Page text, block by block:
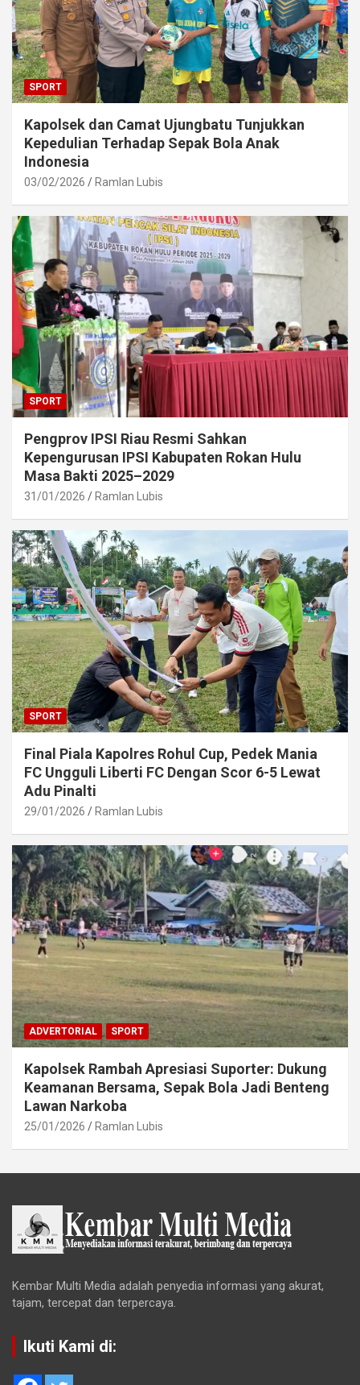
SPORT
Kapolsek dan Camat Ujungbatu Tunjukkan
Kepedulian Terhadap Sepak Bola Anak
Indonesia
03/02/2026 Ramlan Lubis
SPORT
Pengprov IPSI Riau Resmi Sahkan
Kepengurusan IPSI Kabupaten Rokan Hulu
Masa Bakti 2025–2029
31/01/2026 Ramlan Lubis
SPORT
Final Piala Kapolres Rohul Cup, Pedek Mania
FC Ungguli Liberti FC Dengan Scor 6-5 Lewat
Adu Pinalti
29/01/2026 Ramlan Lubis
ADVERTORIAL SPORT
Kapolsek Rambah Apresiasi Suporter: Dukung
Keamanan Bersama, Sepak Bola Jadi Benteng
Lawan Narkoba
25/01/2026 Ramlan Lubis
Kembar Multi Media adalah penyedia informasi yang akurat,
tajam, tercepat dan terpercaya.
Ikuti Kami di: